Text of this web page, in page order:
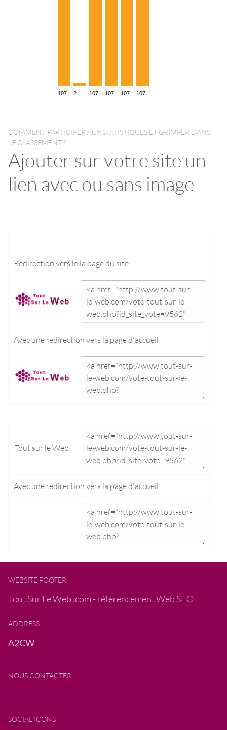
COMMENT PARTICIPER AUX STATISTIQUES ET GRIMPER DANS
LE CLASSEMENT ?
Ajouter sur votre site un
lien avec ou sans image
Redirection vers le la page du site
Avec une redirection vers la page d'accueil
Tout sur le Web
Avec une redirection vers la page d'accueil
WEBSITE FOOTER
Tout Sur Le Web .com - référencement Web SEO
ADDRESS
A2CW
NOUS CONTACTER
SOCIAL ICONS